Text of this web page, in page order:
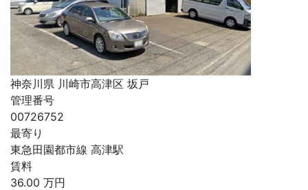
神奈川県 川崎市高津区 坂戸
管理番号
00726752
最寄り
東急田園都市線 高津駅
賃料
36.00 万円